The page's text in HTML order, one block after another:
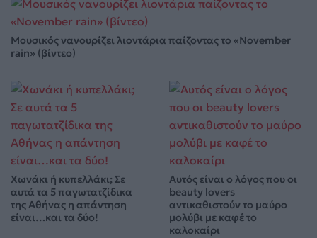
Μουσικός νανουρίζει λιοντάρια παίζοντας το «November
rain» (βίντεο)
Χωνάκι ή κυπελλάκι; Σε
αυτά τα 5 παγωτατζίδικα
της Αθήνας η απάντηση
είναι…και τα δύο!
Αυτός είναι ο λόγος που οι
beauty lovers
αντικαθιστούν το μαύρο
μολύβι με καφέ το
καλοκαίρι